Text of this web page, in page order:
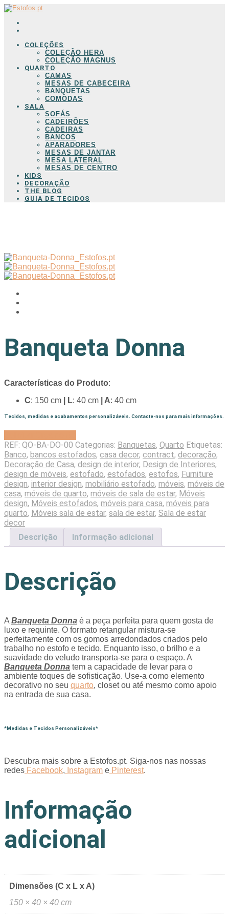
COLEÇÕES
COLEÇÃO HERA
COLEÇÃO MAGNUS
QUARTO
CAMAS
MESAS DE CABECEIRA
BANQUETAS
COMODAS
SALA
SOFÁS
CADEIRÕES
CADEIRAS
BANCOS
APARADORES
MESAS DE JANTAR
MESA LATERAL
MESAS DE CENTRO
KIDS
DECORAÇÃO
THE BLOG
GUIA DE TECIDOS
Banqueta Donna
Características do Produto:
C: 150 cm | L: 40 cm | A: 40 cm
Tecidos, medidas e acabamentos personalizáveis. Contacte-nos para mais informações.
REF: QO-BA-DO-00 Categorias: Banquetas, Quarto Etiquetas:
Banco, bancos estofados, casa decor, contract, decoração,
Decoração de Casa, design de interior, Design de Interiores,
design de móveis, estofado, estofados, estofos, Furniture
design, interior design, mobiliário estofado, móveis, móveis de
casa, móveis de quarto, móveis de sala de estar, Móveis
design, Móveis estofados, móveis para casa, móveis para
quarto, Móveis sala de estar, sala de estar, Sala de estar
decor
Descrição
Informação adicional
Descrição
A Banqueta Donna é a peça perfeita para quem gosta de
luxo e requinte. O formato retangular mistura-se
perfeitamente com os gomos arredondados criados pelo
trabalho no estofo e tecido. Enquanto isso, o brilho e a
suavidade do veludo transporta-se para o espaço. A
Banqueta Donna tem a capacidade de levar para o
ambiente toques de sofisticação. Use-a como elemento
decorativo no seu quarto, closet ou até mesmo como apoio
na entrada de sua casa.
*Medidas e Tecidos Personalizáveis*
Descubra mais sobre a Estofos.pt. Siga-nos nas nossas
redes Facebook, Instagram e Pinterest.
Informação
adicional
Dimensões (C x L x A)
150 × 40 × 40 cm